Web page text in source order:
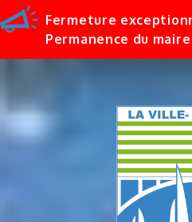
Fermeture
Permanence du
content